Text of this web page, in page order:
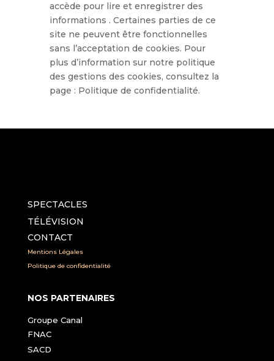
accède pour lire et enregistrer des
informations . Certaines parties de ce
site ne peuvent être fonctionnelles
sans l’acceptation de cookies. Pour
plus d’information sur notre politique
des gestions des cookies, consultez la
page : Politique de confidentialité.
SPECTACLES
TÉLÉVISION
CONTACT
Mentions Légales
Politique de confidentialité
NOS PARTENAIRES
Groupe Canal
FNAC
SACD